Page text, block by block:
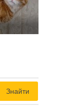
Знайти